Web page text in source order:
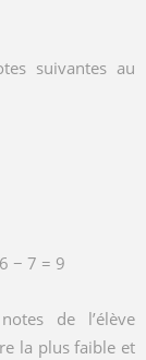
suivantes au
− 7 = 9
de l’élève
la plus faible et